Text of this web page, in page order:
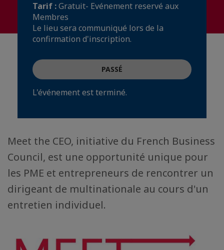
Tarif :Gratuit- Evénement reservé aux
Membres
Le lieu sera communiqué lors de la
confirmation d'inscription.
PASSÉ
L'événement est terminé.
Meet the CEO, initiative du French Business
Council, est une opportunité unique pour
les PME et entrepreneurs de rencontrer un
dirigeant de multinationale au cours d'un
entretien individuel.